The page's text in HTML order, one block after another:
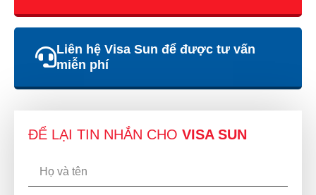
Liên hệ Visa Sun để được tư vấn
miễn phí
ĐỂ LẠI TIN NHẮN CHO VISA SUN